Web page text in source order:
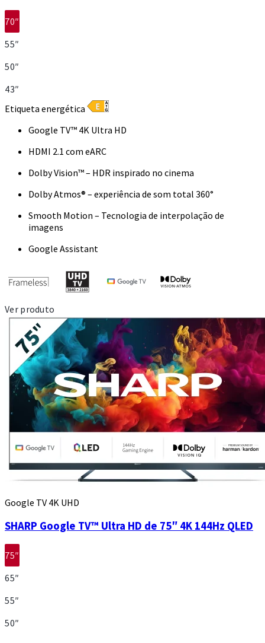
70″
55″
50″
43″
Etiqueta energética
Google TV™ 4K Ultra HD
HDMI 2.1 com eARC
Dolby Vision™ – HDR inspirado no cinema
Dolby Atmos® – experiência de som total 360°
Smooth Motion – Tecnologia de interpolação de
imagens
Google Assistant
Ver produto
Google TV 4K UHD
SHARP Google TV™ Ultra HD de 75″ 4K 144Hz QLED
75″
65″
55″
50″